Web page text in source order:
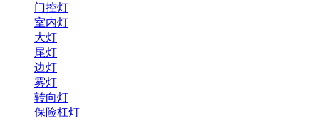
门控灯
室内灯
大灯
尾灯
边灯
雾灯
转向灯
保险杠灯